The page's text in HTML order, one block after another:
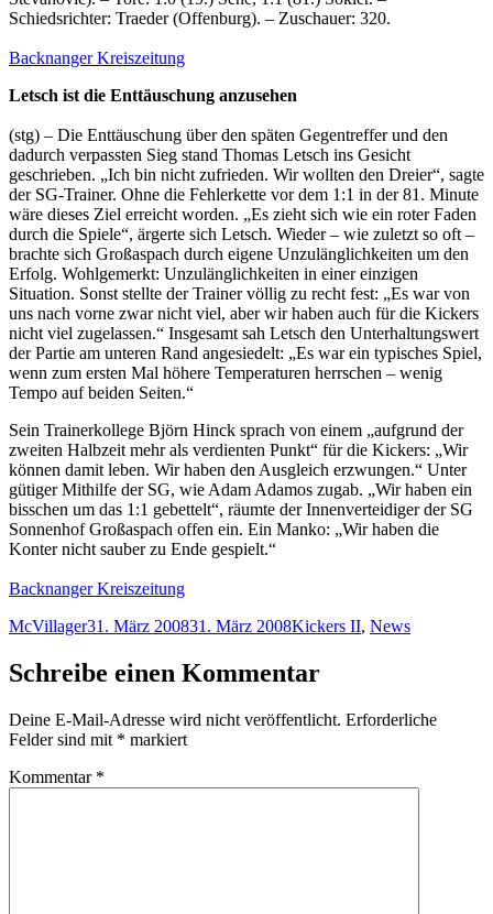
Schiedsrichter: Traeder (Offenburg). – Zuschauer: 320.
Backnanger Kreiszeitung
Letsch ist die Enttäuschung anzusehen
(stg) – Die Enttäuschung über den späten Gegentreffer und den
dadurch verpassten Sieg stand Thomas Letsch ins Gesicht
geschrieben. „Ich bin nicht zufrieden. Wir wollten den Dreier“, sagte
der SG-Trainer. Ohne die Fehlerkette vor dem 1:1 in der 81. Minute
wäre dieses Ziel erreicht worden. „Es zieht sich wie ein roter Faden
durch die Spiele“, ärgerte sich Letsch. Wieder – wie zuletzt so oft –
brachte sich Großaspach durch eigene Unzulänglichkeiten um den
Erfolg. Wohlgemerkt: Unzulänglichkeiten in einer einzigen
Situation. Sonst stellte der Trainer völlig zu recht fest: „Es war von
uns nach vorne zwar nicht viel, aber wir haben auch für die Kickers
nicht viel zugelassen.“ Insgesamt sah Letsch den Unterhaltungswert
der Partie am unteren Rand angesiedelt: „Es war ein typisches Spiel,
wenn zum ersten Mal höhere Temperaturen herrschen – wenig
Tempo auf beiden Seiten.“
Sein Trainerkollege Björn Hinck sprach von einem „aufgrund der
zweiten Halbzeit mehr als verdienten Punkt“ für die Kickers: „Wir
können damit leben. Wir haben den Ausgleich erzwungen.“ Unter
gütiger Mithilfe der SG, wie Adam Adamos zugab. „Wir haben ein
bisschen um das 1:1 gebettelt“, räumte der Innenverteidiger der SG
Sonnenhof Großaspach offen ein. Ein Manko: „Wir haben die
Konter nicht sauber zu Ende gespielt.“
Backnanger Kreiszeitung
Autor
McVillagerVeröffentlicht
31. März 200831. März 2008Kategorien
Kickers II, News
Schreibe einen Kommentar
Deine E-Mail-Adresse wird nicht veröffentlicht. Erforderliche
Felder sind mit * markiert
Kommentar *